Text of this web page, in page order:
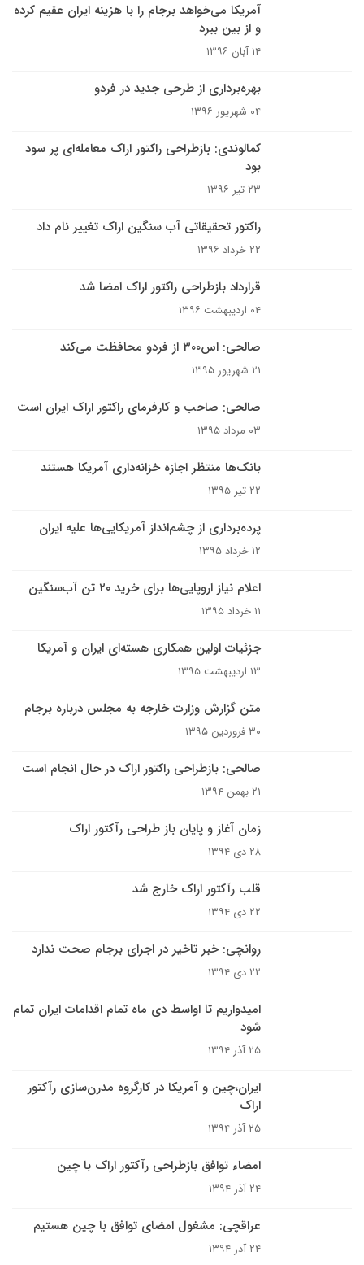
آمریکا می‌خواهد برجام را با هزینه ایران عقیم کرده
و از بین ببرد
۱۴ آبان ۱۳۹۶
بهره‌برداری از طرحی جدید در فردو
۰۴ شهریور ۱۳۹۶
کمالوندی: بازطراحی راکتور اراک معامله‌ای پر سود
بود
۲۳ تیر ۱۳۹۶
راکتور تحقیقاتی آب سنگین اراک تغییر نام داد
۲۲ خرداد ۱۳۹۶
قرارداد بازطراحی راکتور اراک امضا شد
۰۴ اردیبهشت ۱۳۹۶
صالحی: اس‌۳۰۰ از فردو محافظت می‌کند
۲۱ شهریور ۱۳۹۵
صالحی: صاحب و کارفرمای راکتور اراک ایران است
۰۳ مرداد ۱۳۹۵
بانک‌ها منتظر اجازه خزانه‌داری آمریکا هستند
۲۲ تیر ۱۳۹۵
پرده‌برداری از چشم‌انداز آمریکایی‌ها علیه ایران
۱۲ خرداد ۱۳۹۵
اعلام نیاز اروپایی‌ها برای خرید ۲۰ تن آب‌‌سنگین
۱۱ خرداد ۱۳۹۵
جزئیات اولین همکاری هسته‌ای ایران و آمریکا
۱۳ اردیبهشت ۱۳۹۵
متن گزارش وزارت خارجه به مجلس درباره برجام
۳۰ فروردین ۱۳۹۵
صالحی: بازطراحی راکتور اراک در حال انجام است
۲۱ بهمن ۱۳۹۴
زمان آغاز و پایان باز طراحی رآکتور اراک
۲۸ دی ۱۳۹۴
قلب رآکتور اراک خارج شد
۲۲ دی ۱۳۹۴
روانچی: خبر تاخیر در اجرای برجام صحت ندارد
۲۲ دی ۱۳۹۴
امیدواریم تا اواسط دی ماه تمام اقدامات ایران تمام
شود
۲۵ آذر ۱۳۹۴
ایران،‌چین و آمریکا در کارگروه مدرن‌سازی رآکتور
اراک
۲۵ آذر ۱۳۹۴
امضاء توافق بازطراحی رآکتور اراک با چین
۲۴ آذر ۱۳۹۴
عراقچی: مشغول امضای توافق با چین هستیم
۲۴ آذر ۱۳۹۴